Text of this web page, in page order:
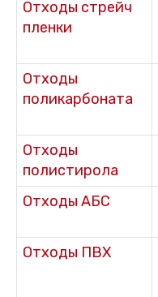
Отходы стрейч
пленки
Отходы
поликарбоната
Отходы
полистирола
Отходы АБС
Отходы ПВХ